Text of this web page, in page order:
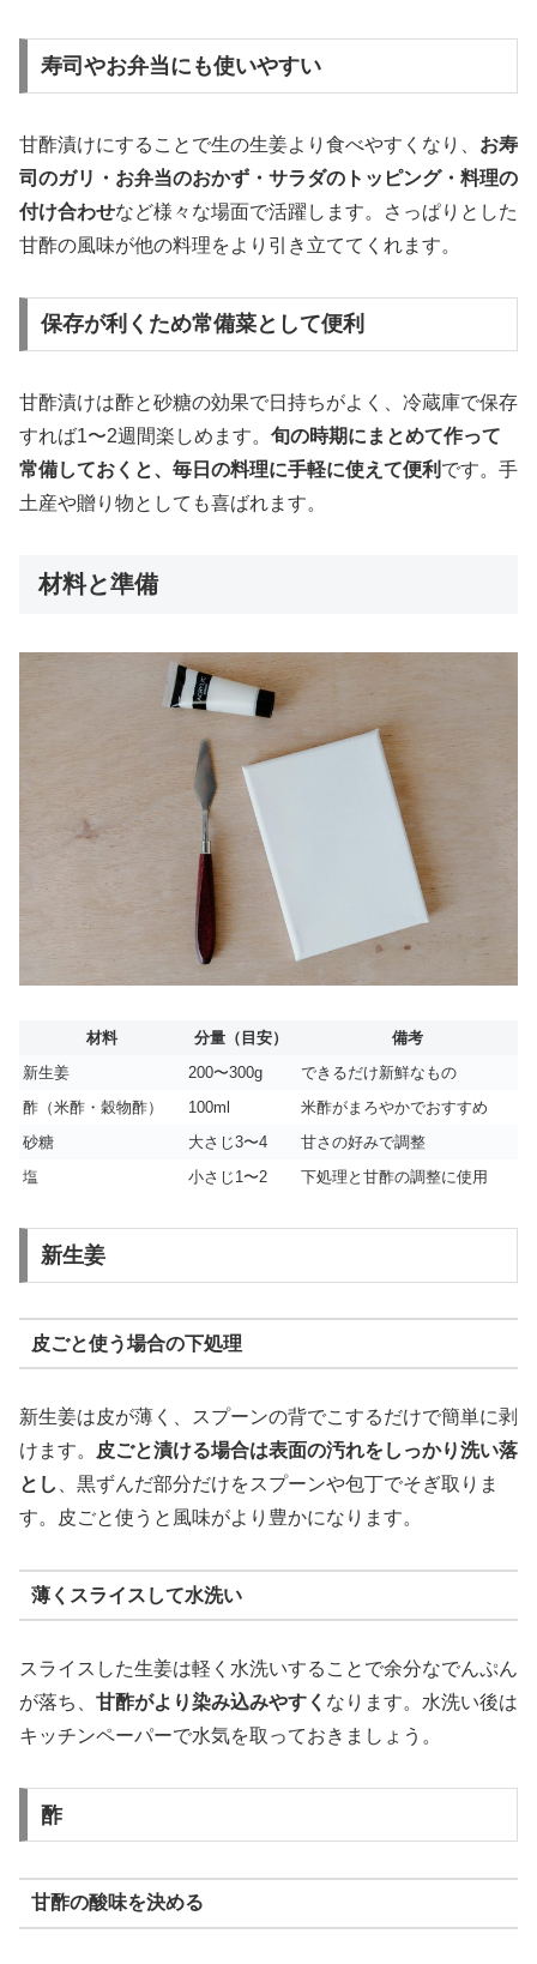
寿司やお弁当にも使いやすい
甘酢漬けにすることで生の生姜より食べやすくなり、 お寿
司のガリ・お弁当のおかず・サラダのトッピング・料理の
付け合わせなど様々な場面で活躍します。さっぱりとした
甘酢の風味が他の料理をより引き立ててくれます。
保存が利くため常備菜として便利
甘酢漬けは酢と砂糖の効果で日持ちがよく、冷蔵庫で保存
すれば1〜2週間楽しめます。 旬の時期にまとめて作って
常備しておくと、毎日の料理に手軽に使えて便利 です。手
土産や贈り物としても喜ばれます。
材料と準備
材料 分量（目安）
備考
新生姜
200〜300g
できるだけ新鮮なもの
酢（米酢・穀物酢）
100ml
米酢がまろやかでおすすめ
砂糖
大さじ3〜4
甘さの好みで調整
塩
小さじ1〜2 下処理と甘酢の調整に使用
新生姜
皮ごと使う場合の下処理
新生姜は皮が薄く、スプーンの背でこするだけで簡単に剥
けます。
皮ごと漬ける場合は表面の汚れをしっかり洗い落
とし
、黒ずんだ部分だけをスプーンや包丁でそぎ取りま
す。皮ごと使うと風味がより豊かになります。
薄くスライスして水洗い
スライスした生姜は軽く水洗いすることで余分なでんぷん
が落ち、 甘酢がより染み込みやすく なります。水洗い後は
キッチンペーパーで水気を取っておきましょう。
酢
甘酢の酸味を決める